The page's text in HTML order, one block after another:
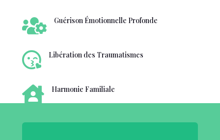
 Guérison Émotionnelle Profonde
 Libération des Traumatismes
 Harmonie Familiale